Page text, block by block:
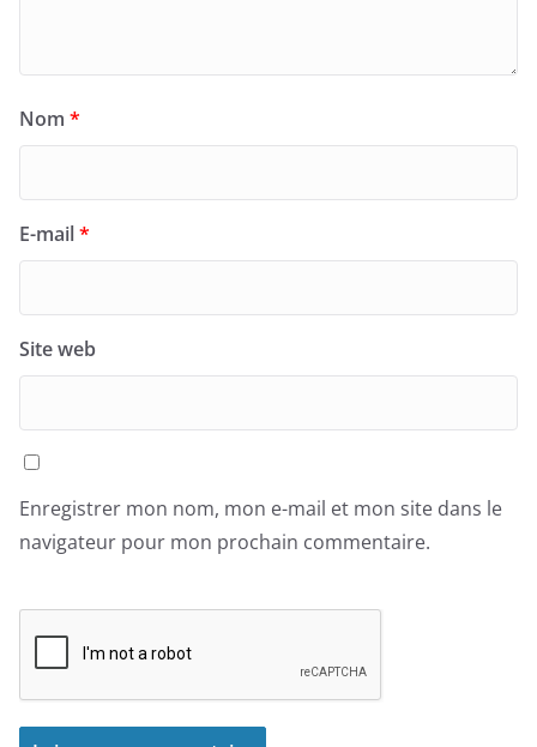
Nom *
E-mail*
Site web
Enregistrer mon nom, mon e-mail et mon site dans le
navigateur pour mon prochain commentaire.